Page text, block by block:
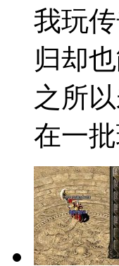
我玩
归却
之所
在一